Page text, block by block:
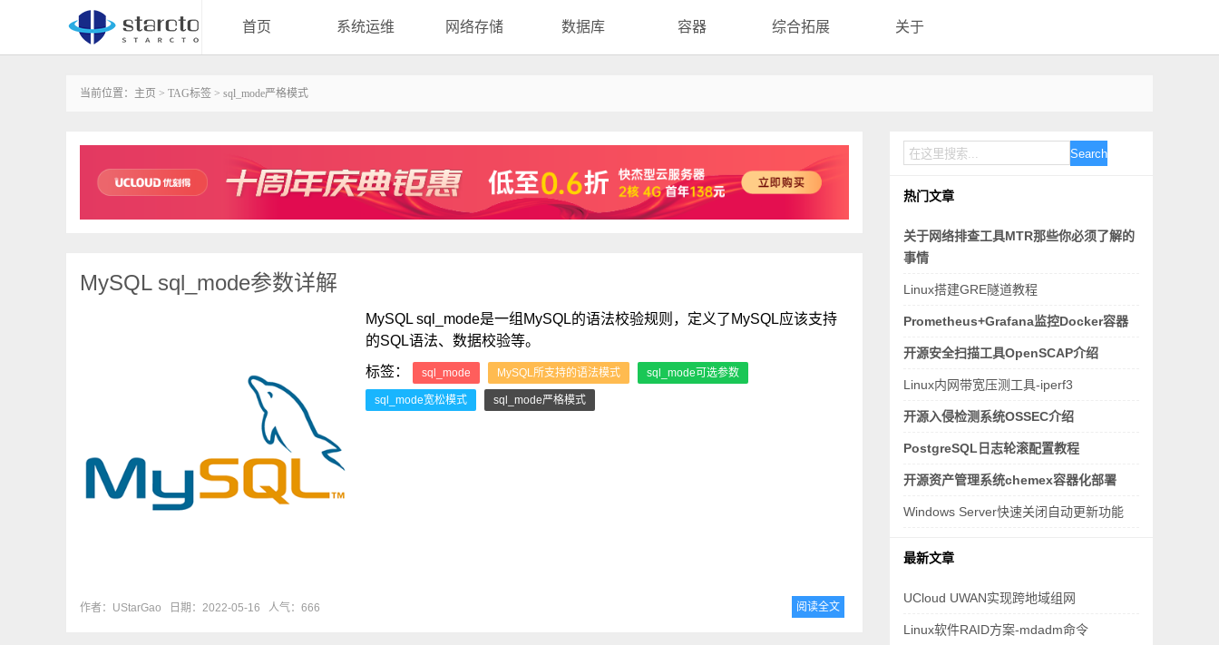
首页 系统运维 网络存储 数据库 容器 综合拓展 关于
当前位置： 主页 > TAG标签 > sql_mode严格模式
MySQL sql_mode参数详解
MySQL sql_mode是一组MySQL的语法校验规则，定义了MySQL应该支持
的SQL语法、数据校验等。
标签：
sql_mode MySQL所支持的语法模式 sql_mode可选参数
sql_mode宽松模式 sql_mode严格模式
作者：UStarGao 日期：2022-05-16 人气：666 阅读全文
Search
热门文章
关于网络排查工具MTR那些你必须了解的
事情
Linux搭建GRE隧道教程
Prometheus+Grafana监控Docker容器
开源安全扫描工具OpenSCAP介绍
Linux内网带宽压测工具-iperf3
开源入侵检测系统OSSEC介绍
PostgreSQL日志轮滚配置教程
开源资产管理系统chemex容器化部署
Windows Server快速关闭自动更新功能
最新文章
UCloud UWAN实现跨地域组网
Linux软件RAID方案-mdadm命令